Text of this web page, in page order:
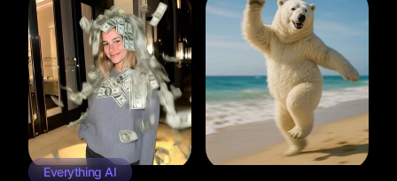
Everything AI